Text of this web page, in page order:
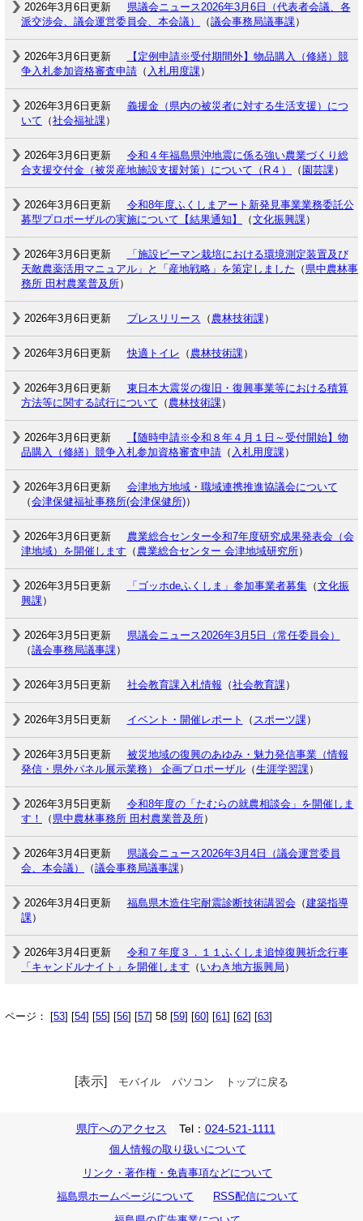
2026年3月6日更新
県議会ニュース2026年3月6日（代表者会議、各
派交渉会、議会運営委員会、本会議）
（議会事務局議事課）
2026年3月6日更新
【定例申請※受付期間外】物品購入（修繕）競
争入札参加資格審査申請 （ 入札用度課）
2026年3月6日更新
義援金（県内の被災者に対する生活支援）につ
いて （社会福祉課）
2026年3月6日更新
令和４年福島県沖地震に係る強い農業づくり総
合支援交付金（被災産地施設支援対策）について（R４）
（ 園芸課）
2026年3月6日更新
令和8年度ふくしまアート新発見事業業務委託公
募型プロポーザルの実施について【結果通知】
（文化振興課）
2026年3月6日更新
「施設ピーマン栽培における環境測定装置及び
天敵農薬活用マニュアル」と「産地戦略」を策定しました （ 県中農林事
務所 田村農業普及所）
2026年3月6日更新 プレスリリース （ 農林技術課）
2026年3月6日更新 快適トイレ （ 農林技術課）
2026年3月6日更新
東日本大震災の復旧・復興事業等における積算
方法等に関する試行について （ 農林技術課）
2026年3月6日更新
【随時申請※令和８年４月１日～受付開始】物
品購入（修繕）競争入札参加資格審査申請 （ 入札用度課）
2026年3月6日更新
会津地方地域・職域連携推進協議会について
（会津保健福祉事務所(会津保健所)）
2026年3月6日更新
農業総合センター令和7年度研究成果発表会（会
津地域）を開催します （ 農業総合センター 会津地域研究所）
2026年3月5日更新 「ゴッホdeふくしま」参加事業者募集（文化振
興課）
2026年3月5日更新
県議会ニュース2026年3月5日（常任委員会）
（議会事務局議事課）
2026年3月5日更新 社会教育課入札情報 （社会教育課）
2026年3月5日更新 イベント・開催レポート （ スポーツ課）
2026年3月5日更新
被災地域の復興のあゆみ・魅力発信事業（情報
発信・県外パネル展示業務） 企画プロポーザル （生涯学習課）
2026年3月5日更新
令和8年度の「たむらの就農相談会」を開催しま
す！
（ 県中農林事務所 田村農業普及所）
2026年3月4日更新
県議会ニュース2026年3月4日（議会運営委員
会、本会議）
（議会事務局議事課）
2026年3月4日更新 福島県木造住宅耐震診断技術講習会 （建築指導
課）
2026年3月4日更新
令和７年度３．１１ふくしま追悼復興祈念行事
「キャンドルナイト」を開催します （ いわき地方振興局 ）
ページ： [53] [54] [55] [56] [57] 58 [59] [60] [61] [62] [63]
[表示] モバイル パソコン トップに戻る
県庁へのアクセス Tel： 024-521-1111
個人情報の取り扱いについて
リンク・著作権・免責事項などについて
福島県ホームページについて
RSS配信について